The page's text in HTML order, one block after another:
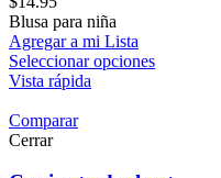
Blusa para niña
Agregar a mi Lista
Seleccionar opciones
Vista rápida
Comparar
Cerrar